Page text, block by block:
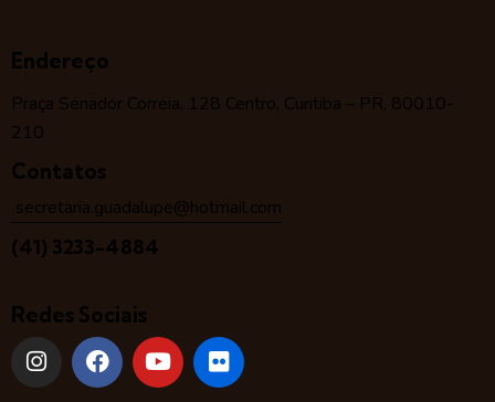
Endereço
Praça Senador Correia, 128 Centro, Curitiba – PR, 80010-
210
Contatos
secretaria.guadalupe@hotmail.com
(41) 3233-4884
Redes Sociais